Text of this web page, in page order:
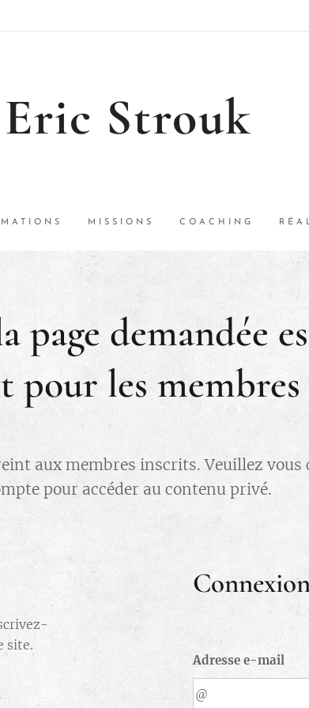
Eric Strouk
MISSIONS COACHING
page demandée
pour les
aux membres inscrits. Veuillez vous
pour accéder au contenu privé.
site.
Adresse e-mail